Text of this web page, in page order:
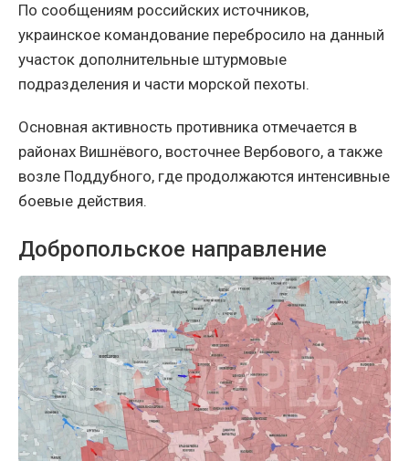
По сообщениям российских источников,
украинское командование перебросило на данный
участок дополнительные штурмовые
подразделения и части морской пехоты.
Основная активность противника отмечается в
районах Вишнёвого, восточнее Вербового, а также
возле Поддубного, где продолжаются интенсивные
боевые действия.
Добропольское направление